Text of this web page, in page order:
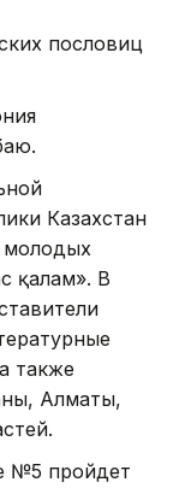
пословиц
Казахстан
молодых
қалам». В
также
Алматы,
№5 пройдет